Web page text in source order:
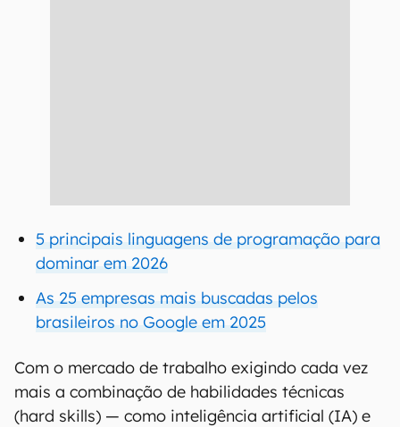
5 principais linguagens de programação para
dominar em 2026
As 25 empresas mais buscadas pelos
brasileiros no Google em 2025
Com o mercado de trabalho exigindo cada vez
mais a combinação de habilidades técnicas
(hard skills) — como inteligência artificial (IA) e